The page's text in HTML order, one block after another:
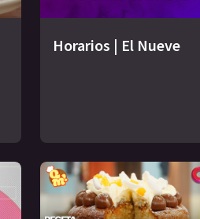
Horarios | El Nueve